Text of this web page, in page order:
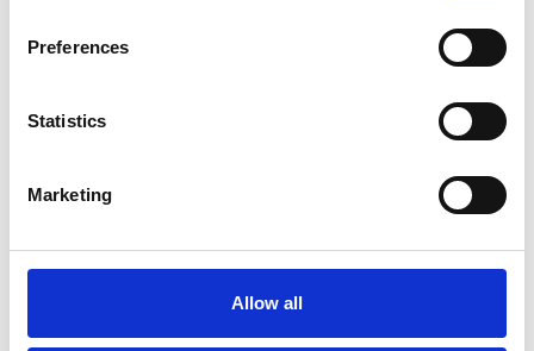
Preferences
Statistics
Marketing
Allow all
La Škoda avvia la produzione del suo SUV Peaq